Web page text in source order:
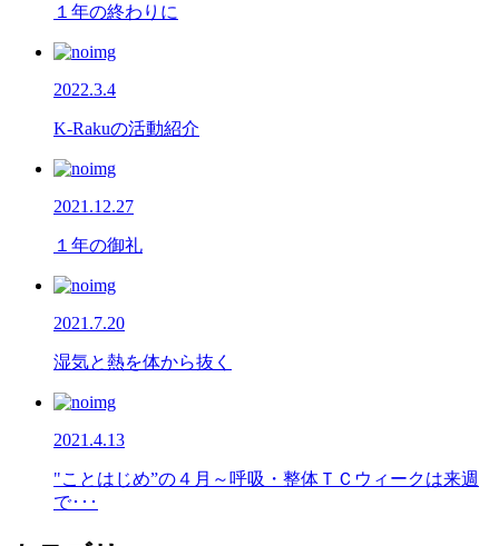
１年の終わりに
2022.3.4
K-Rakuの活動紹介
2021.12.27
１年の御礼
2021.7.20
湿気と熱を体から抜く
2021.4.13
"ことはじめ”の４月～呼吸・整体ＴＣウィークは来週
で･･･